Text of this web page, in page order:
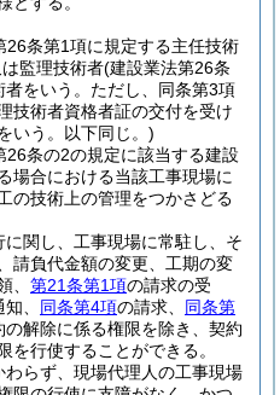
26条第1項に規定する主任技術
は監理技術者(建設業法第26条
をいう。ただし、同条第3項
技術者資格者証の交付を受け
いう。以下同じ。)
26条の2の規定に該当する建設
場合における当該工事現場に
の技術上の管理をつかさどる
関し、工事現場に常駐し、そ
請負代金額の変更、工期の変
、 第21条第1項の請求の受
、 同条第4項の請求、 同条第
解除に係る権限を除き、契約
を行使することができる。
わらず、現場代理人の工事現場